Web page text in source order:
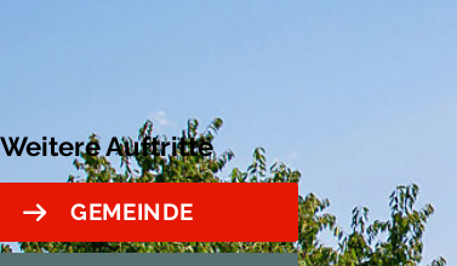
Weitere Auftritte
GEMEINDE